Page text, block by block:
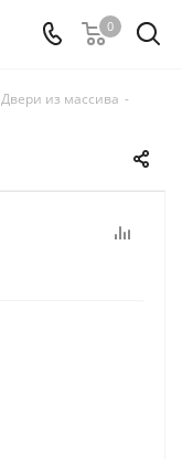
0
Двери из массива -